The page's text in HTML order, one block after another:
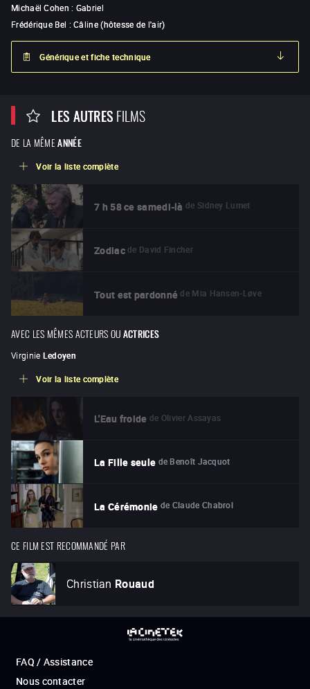
Michaël Cohen : Gabriel
Frédérique Bel :Câline (hôtesse de l'air)
Générique et fiche technique
LES AUTRESFILMS
DE LA MÊME ANNÉE
Voir la liste complète
7 h 58 ce samedi-là de Sidney Lumet
Zodiac de David Fincher
Tout est pardonné de Mia Hansen-Løve
AVEC LES MÊMES ACTEURS OUACTRICES
Virginie Ledoyen
Voir la liste complète
L'Eau froide de Olivier Assayas
La Fille seule de Benoît Jacquot
La Cérémonie de Claude Chabrol
CE FILM EST RECOMMANDÉ PAR
Christian Rouaud
FAQ / Assistance
Nous contacter